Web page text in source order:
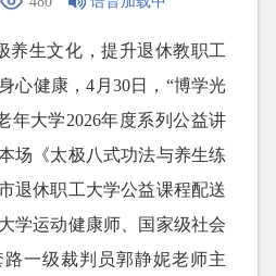
养生文化，提升退休教职工
心健康，4月30日，“博学光
年大学2026年度系列公益讲
场《太极八式功法与养生练
退休职工大学公益课程配送
学运动健康师、国家级社会
一级裁判员郭静妮老师主